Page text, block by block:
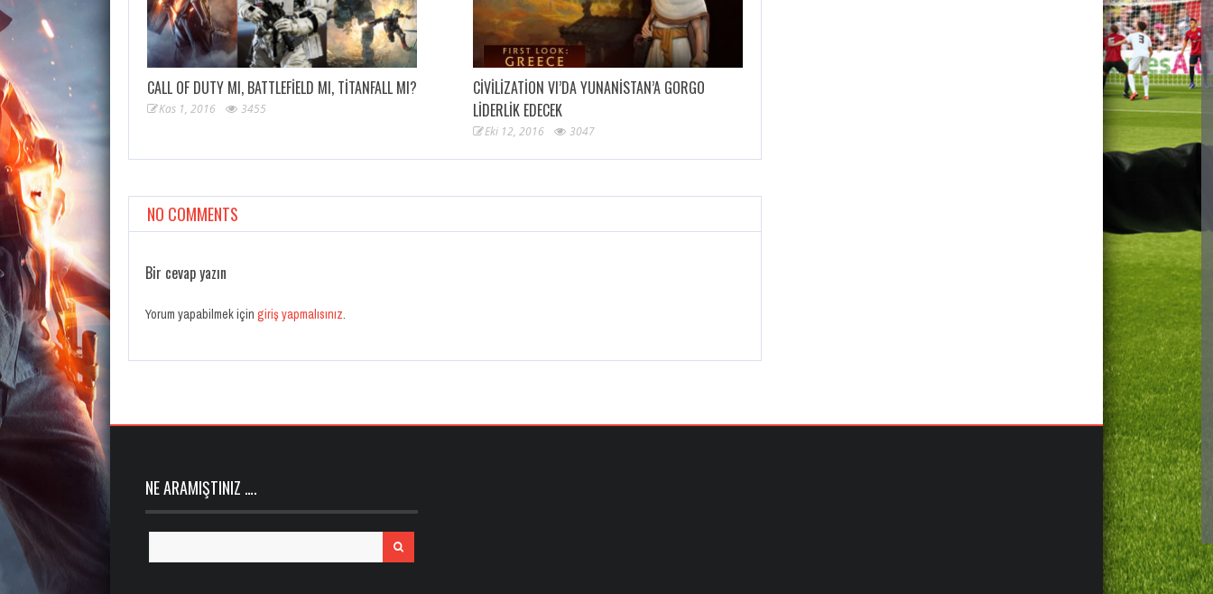
CALL OF DUTY MI, BATTLEFIELD MI, TITANFALL MI?
Kas 1, 2016 3455
CIVILIZATION VI’DA YUNANISTAN’A GORGO
LIDERLIK EDECEK
Eki 12, 2016 3047
NO COMMENTS
Bir cevap yazın
Yorum yapabilmek için giriş yapmalısınız.
NE ARAMIŞTINIZ ….
for: